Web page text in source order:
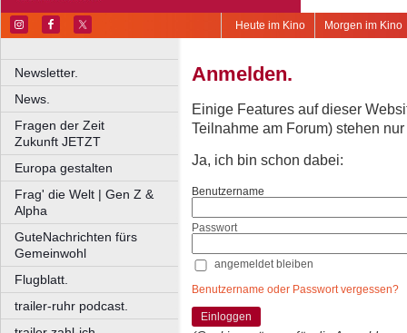
Morgen im Kino
Heute im Kino
Newsletter.
News.
Fragen der Zeit
Zukunft JETZT
Europa gestalten
Frag' die Welt | Gen Z &
Alpha
GuteNachrichten fürs
Gemeinwohl
Flugblatt.
trailer-ruhr podcast.
Anmelden.
Einige Features auf dieser
Teilnahme am Forum) stehen
Ja, ich bin schon dabei:
Benutzername
Passwort
angemeldet bleiben
Benutzername oder Passwort vergessen?
Einloggen